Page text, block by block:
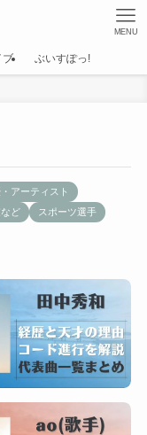
MENU
ブ ぶいすぽっ!
アーティスト
ど スポーツ選手